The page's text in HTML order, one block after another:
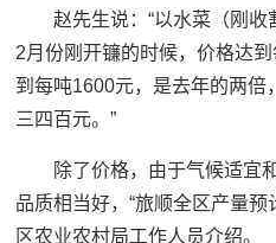
赵先生说：“以水菜（刚收
2月份刚开镰的时候，价格达
到每吨1600元，是去年的两倍
三四百元。”
除了价格，由于气候适宜
品质相当好，“旅顺全区产量预
区农业农村局工作人员介绍。